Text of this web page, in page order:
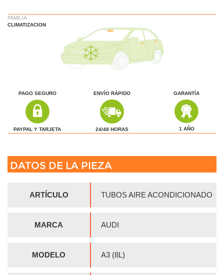
FAMILIA
CLIMATIZACION
PAGO SEGURO
PAYPAL Y TARJETA
ENVÍO RÁPIDO
24/48 HORAS
GARANTÍA
1 AÑO
DATOS DE LA PIEZA
ARTÍCULO TUBOS AIRE ACONDICIONADO
MARCA AUDI
MODELO A3 (8L)